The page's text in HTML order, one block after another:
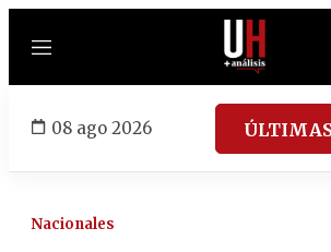
Menú
08 ago 2026
Nacionales